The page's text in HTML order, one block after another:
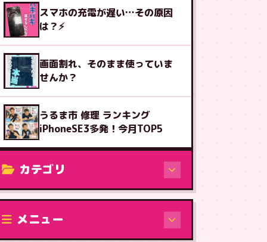
スマホの充電が遅い…その原因
は？⚡
画面割れ、そのまま使っていま
せんか？
うるま市 修理 ランキング
iPhoneSE3多発！今月TOP5
カテゴリ
修理（機種から）
メニュー